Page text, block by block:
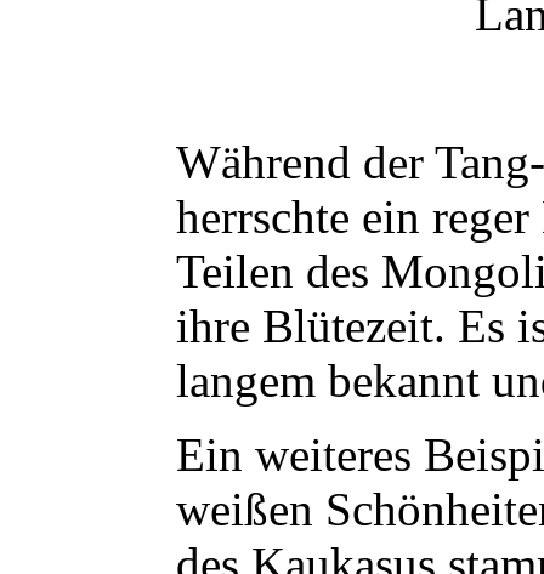
Während der
herrschte ein
Teilen des
ihre Blütezeit. Es
langem bekannt
Ein weiteres
weißen
des Kaukasus